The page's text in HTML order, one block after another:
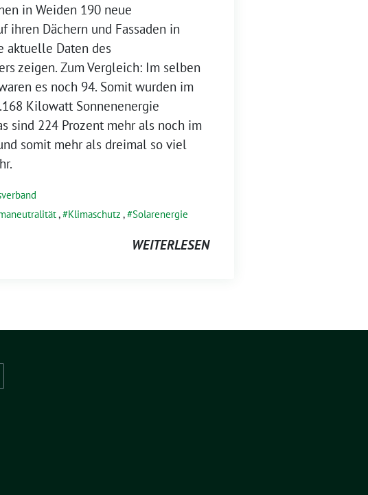
in Weiden 190 neue
ihren Dächern und Fassaden in
aktuelle Daten des
zeigen. Zum Vergleich: Im selben
es noch 94. Somit wurden im
Kilowatt Sonnenenergie
sind 224 Prozent mehr als noch im
somit mehr als dreimal so viel
, Klimaschutz , Solarenergie
WEITERLESEN